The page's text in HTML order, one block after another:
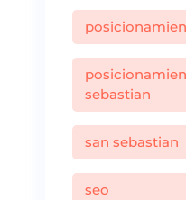
sebastian
san sebastian
seo